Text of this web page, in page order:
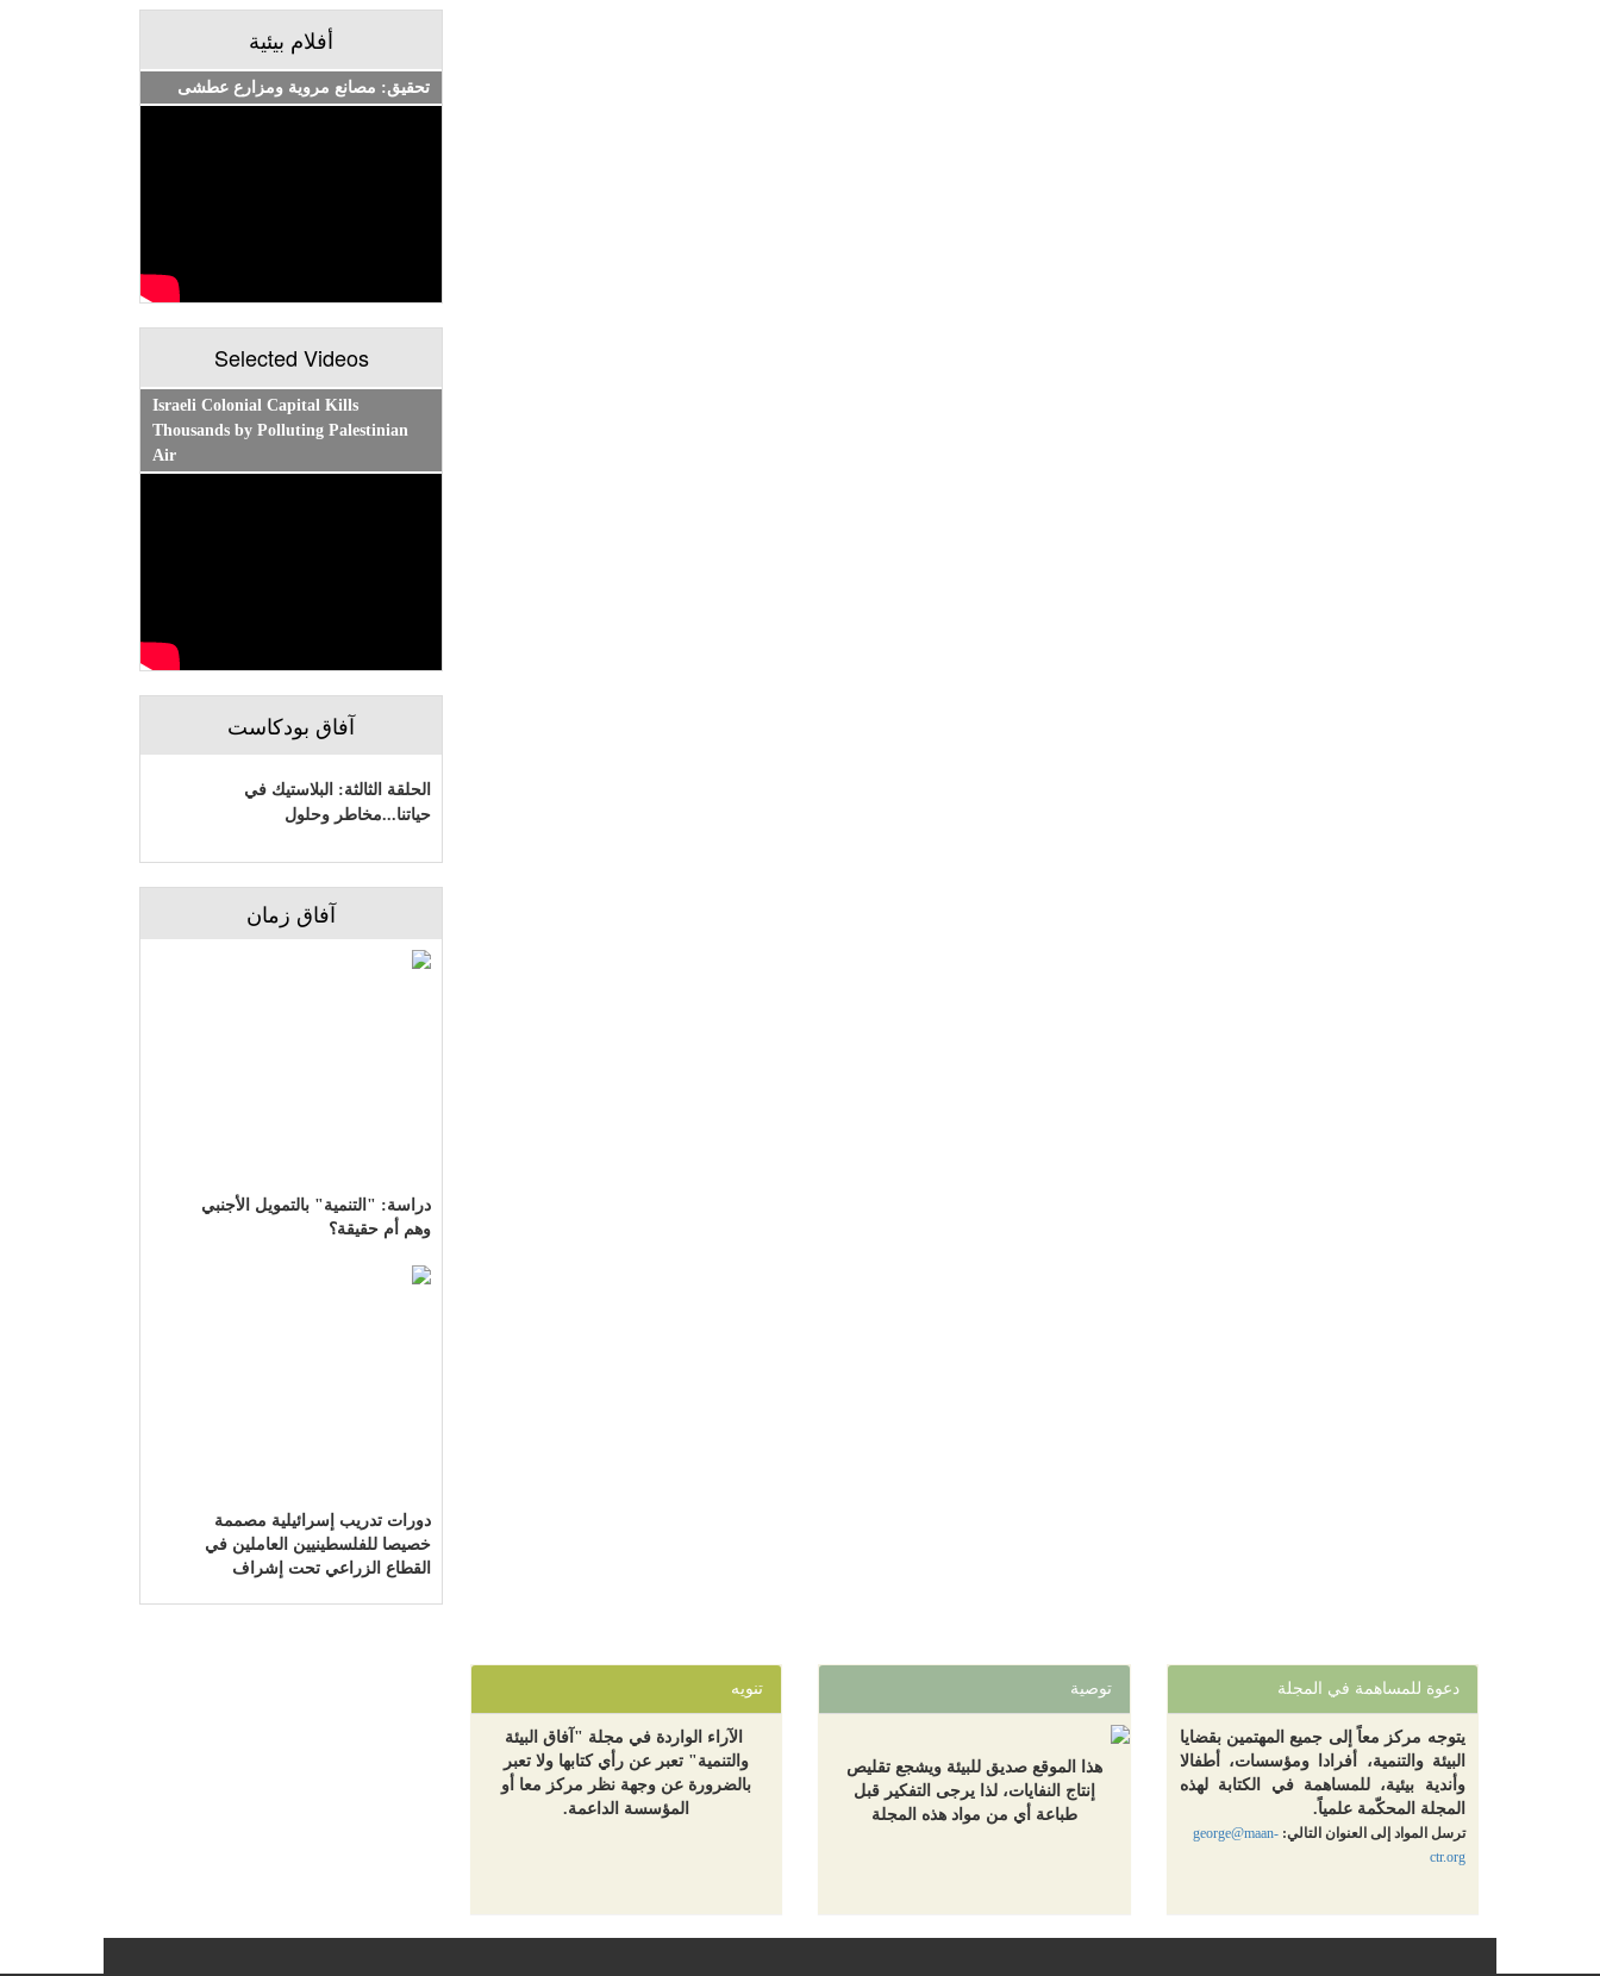
أفلام بيئية
تحقيق: مصانع مروية ومزارع عطشى
Selected Videos
Israeli Colonial Capital Kills
Thousands by Polluting Palestinian
Air
آفاق بودكاست
الحلقة الثالثة: البلاستيك في
حياتنا...مخاطر وحلول
آفاق زمان
دراسة: "التنمية" بالتمويل الأجنبي
وهم أم حقيقة؟
دورات تدريب إسرائيلية مصممة
خصيصا للفلسطينيين العاملين في
القطاع الزراعي تحت إشراف
دعوة للمساهمة في المجلة
يتوجه مركز معاً إلى جميع المهتمين بقضايا
البيئة والتنمية، أفرادا ومؤسسات، أطفالا
وأندية بيئية، للمساهمة في الكتابة لهذه
المجلة المحكّمة علمياً.
ترسل المواد إلى العنوان التالي:george@maan-
ctr.org
توصية
هذا الموقع صديق للبيئة ويشجع تقليص
إنتاج النفايات، لذا يرجى التفكير قبل
طباعة أي من مواد هذه المجلة
تنويه
الآراء الواردة في مجلة "آفاق البيئة
والتنمية" تعبر عن رأي كتابها ولا تعبر
بالضرورة عن وجهة نظر مركز معا أو
المؤسسة الداعمة.